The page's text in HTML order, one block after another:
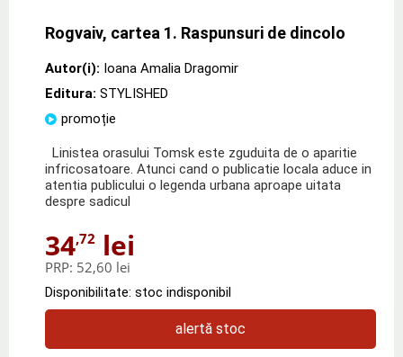
Rogvaiv, cartea 1. Raspunsuri de dincolo
Autor(i): Ioana Amalia Dragomir
Editura: STYLISHED
promoție
Linistea orasului Tomsk este zguduita de o aparitie
infricosatoare. Atunci cand o publicatie locala aduce in
atentia publicului o legenda urbana aproape uitata
despre sadicul
34,72 lei
PRP: 52,60 lei
Disponibilitate: stoc indisponibil
alertă stoc